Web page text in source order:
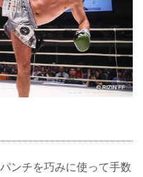
ンチを巧みに使って手数